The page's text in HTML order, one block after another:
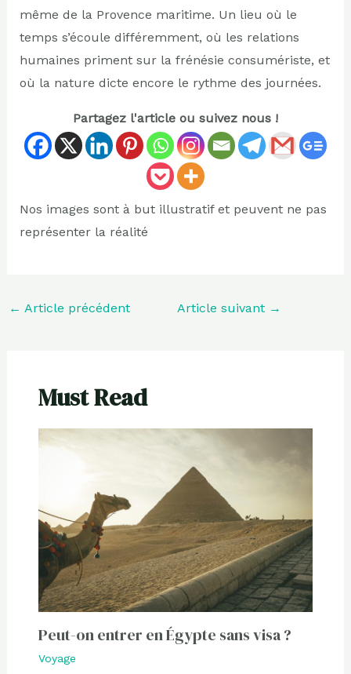
même de la Provence maritime. Un lieu où le
temps s’écoule différemment, où les relations
humaines priment sur la frénésie consumériste, et
où la nature dicte encore le rythme des journées.
Partagez l'article ou suivez nous !
Nos images sont à but illustratif et peuvent ne pas
représenter la réalité
← Article précédent Article suivant →
Must Read
Peut-on entrer en Égypte sans visa ?
Voyage